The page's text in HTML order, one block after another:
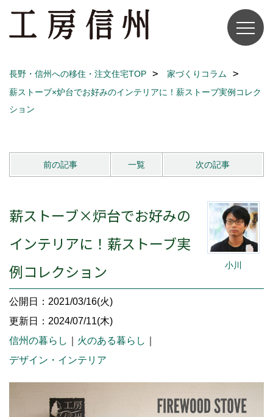
長野・信州への移住・注文住宅TOP
家づくりコラム
薪ストーブ×炉台でお好みのインテリアに！薪ストーブ実例コレク
ション
前の記事 一覧 次の記事
小川
薪ストーブ×炉台でお好みの
インテリアに！薪ストーブ実
例コレクション
公開日：2021/03/16(火)
更新日：2024/07/11(木)
信州の暮らし
火のある暮らし
デザイン・インテリア